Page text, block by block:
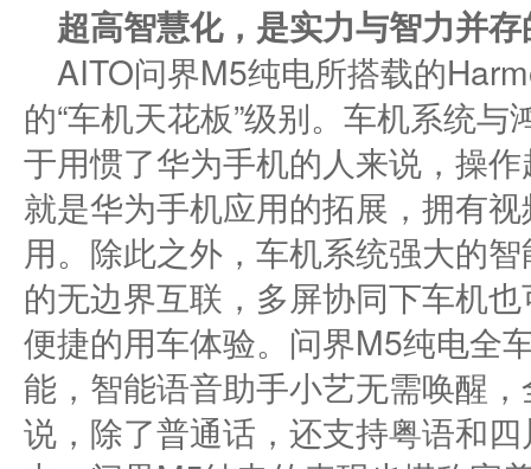
超高智慧化， 是实力与智力并
AITO问界M5纯电所搭载的
的“车机天花板”级别。车机系统
于用惯了华为手机的人来说，操
就是华为手机应用的拓展，拥有
用。除此之外，车机系统强大的
的无边界互联，多屏协同下车机
便捷的用车体验。问界M5纯电全
能，智能语音助手小艺无需唤醒
说，除了普通话，还支持粤语和